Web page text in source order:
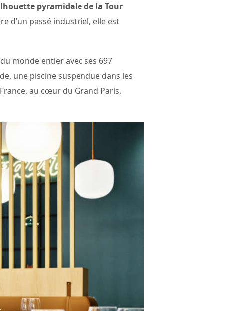
pyramidale de la Tour
d’un passé industriel, elle est
monde entier avec ses 697
une piscine suspendue dans les
au cœur du Grand Paris,